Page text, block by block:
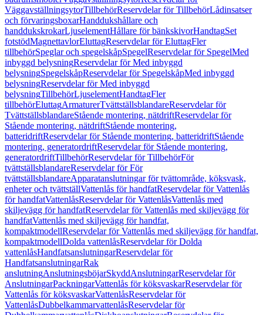
VäggavställningsytorTillbehörReservdelar för TillbehörLådinsatser
och förvaringsboxarHanddukshållare och
handdukskrokarLjuselementHållare för bänkskivorHandtagSet
fotstödMagnettavlorEluttagReservdelar för EluttagFler
tillbehörSpeglar och spegelskåpSpegelReservdelar för SpegelMed
inbyggd belysningReservdelar för Med inbyggd
belysningSpegelskåpReservdelar för SpegelskåpMed inbyggd
belysningReservdelar för Med inbyggd
belysningTillbehörLjuselementHandtagFler
tillbehörEluttagArmaturerTvättställsblandareReservdelar för
TvättställsblandareStående montering, nätdriftReservdelar för
Stående montering, nätdriftStående montering,
batteridriftReservdelar för Stående montering, batteridriftStående
montering, generatordriftReservdelar för Stående montering,
generatordriftTillbehörReservdelar för TillbehörFör
tvättställsblandareReservdelar för För
tvättställsblandareApparatanslutningar för tvättområde, köksvask,
enheter och tvättställVattenlås för handfatReservdelar för Vattenlås
för handfatVattenlåsReservdelar för VattenlåsVattenlås med
skiljevägg för handfatReservdelar för Vattenlås med skiljevägg för
handfatVattenlås med skiljevägg för handfat,
kompaktmodellReservdelar för Vattenlås med skiljevägg för handfat,
kompaktmodellDolda vattenlåsReservdelar för Dolda
vattenlåsHandfatsanslutningarReservdelar för
HandfatsanslutningarRak
anslutningAnslutningsböjarSkyddAnslutningarReservdelar för
AnslutningarPackningarVattenlås för köksvaskarReservdelar för
Vattenlås för köksvaskarVattenlåsReservdelar för
VattenlåsDubbelkammarvattenlåsReservdelar för